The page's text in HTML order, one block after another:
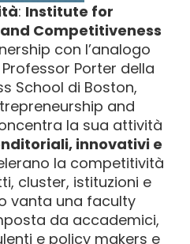
: Institute for
Competitiveness
con l’analogo
Porter della
School di Boston,
and
la sua attività
innovativi e
la competitività
cluster, istituzioni e
vanta una faculty
da accademici,
e policy makers e